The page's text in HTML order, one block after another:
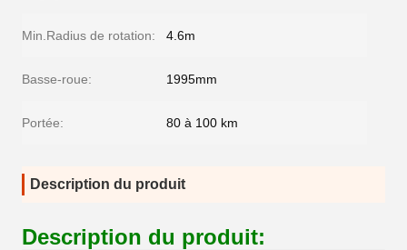
Min.Radius de rotation: 4.6m
Basse-roue: 1995mm
Portée: 80 à 100 km
Description du produit
Description du produit: